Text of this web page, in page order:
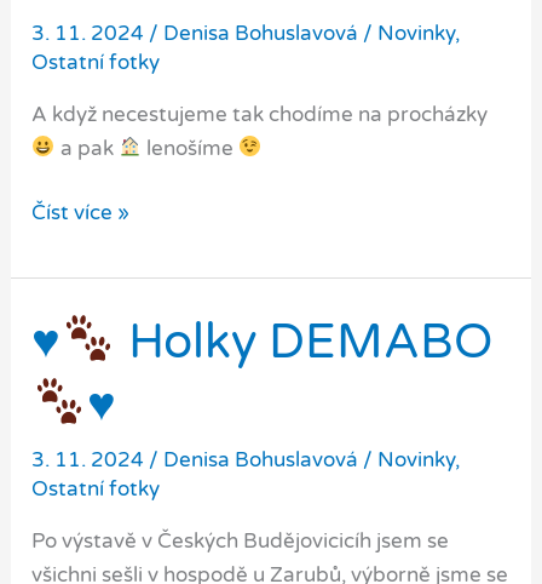
BOB
!
3. 11. 2024 / Denisa Bohuslavová / Novinky,
Ostatní fotky
A když necestujeme tak chodíme na procházky
a pak
lenošíme
Doma
taky
dobře
Číst více »
♥️
Holky DEMABO
♥️
3. 11. 2024 / Denisa Bohuslavová / Novinky,
Ostatní fotky
Po výstavě v Českých Budějovicicíh jsem se
všichni sešli v hospodě u Zarubů, výborně jsme se